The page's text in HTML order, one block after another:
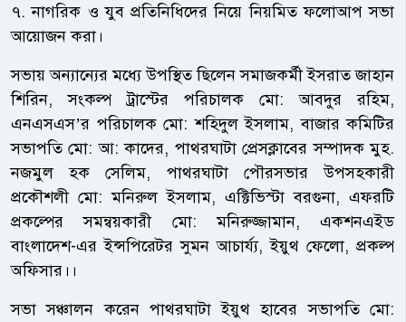
৭. নাগরিক ও যুব প্রতিনিধিদের নিয়ে নিয়মিত ফলোআপ সভা
আয়োজন করা।
সভায় অন্যান্যের মধ্যে উপস্থিত ছিলেন সমাজকর্মী ইসরাত জাহান
শিরিন, সংকল্প ট্রাস্টের পরিচালক মো: আবদুর রহিম,
এনএসএস’র পরিচালক মো: শহিদুল ইসলাম, বাজার কমিটির
সভাপতি মো: আ: কাদের, পাথরঘাটা প্রেসক্লাবের সম্পাদক মুহ.
নজমুল হক সেলিম, পাথরঘাটা পৌরসভার উপসহকারী
প্রকৌশলী মো: মনিরুল ইসলাম, এক্টিভিস্টা বরগুনা, এফরটি
প্রকল্পের সমন্বয়কারী মো: মনিরুজ্জামান, একশনএইড
বাংলাদেশ-এর ইন্সপিরেটর সুমন আচার্য্য, ইয়ুথ ফেলো, প্রকল্প
অফিসার।।
সভা সঞ্চালন করেন পাথরঘাটা ইয়ুথ হাবের সভাপতি মো: